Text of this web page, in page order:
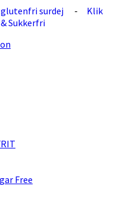
surdej - Klik
Sukkerfri
Free